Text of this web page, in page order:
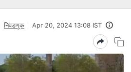
निवडणूक Apr 20, 2024 13:08 IST